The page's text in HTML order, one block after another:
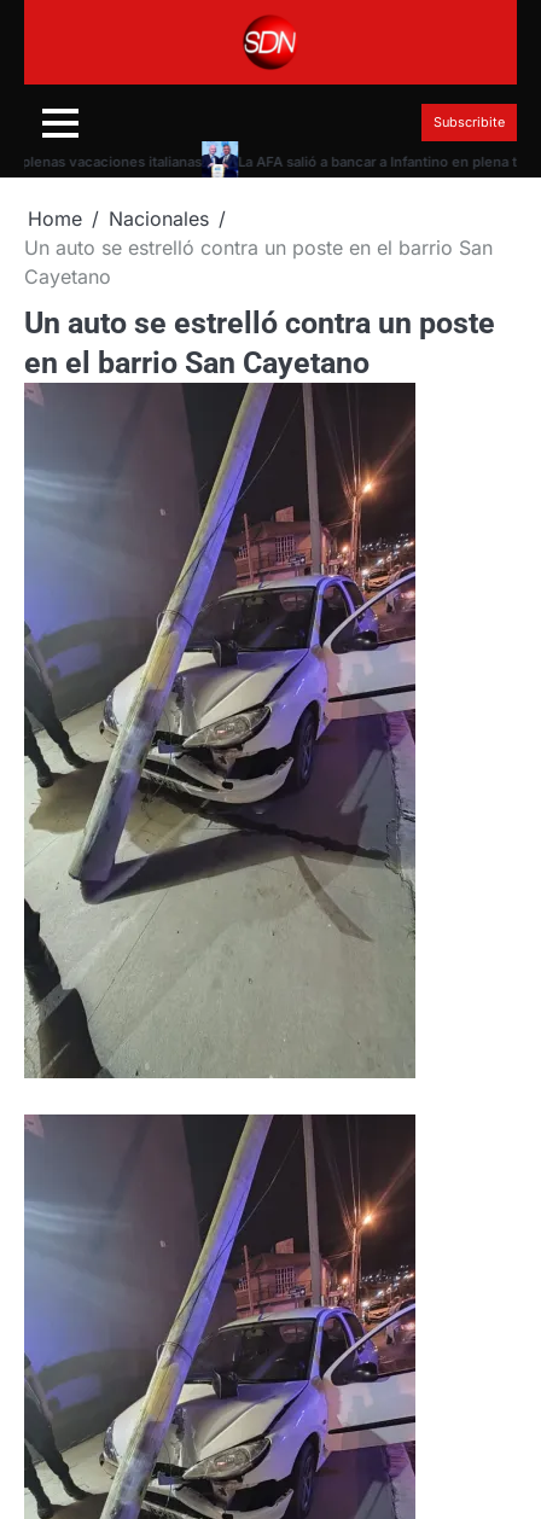
Subscribite
vacaciones italianas La AFA salió a bancar a Infantino en plena
Home
Nacionales
Un auto se estrelló contra un poste en el barrio San
Cayetano
Un auto se estrelló contra un poste
en el barrio San Cayetano